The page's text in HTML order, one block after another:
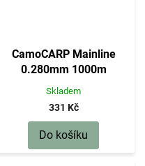
CamoCARP Mainline
0.280mm 1000m
Skladem
331 Kč
Do košíku